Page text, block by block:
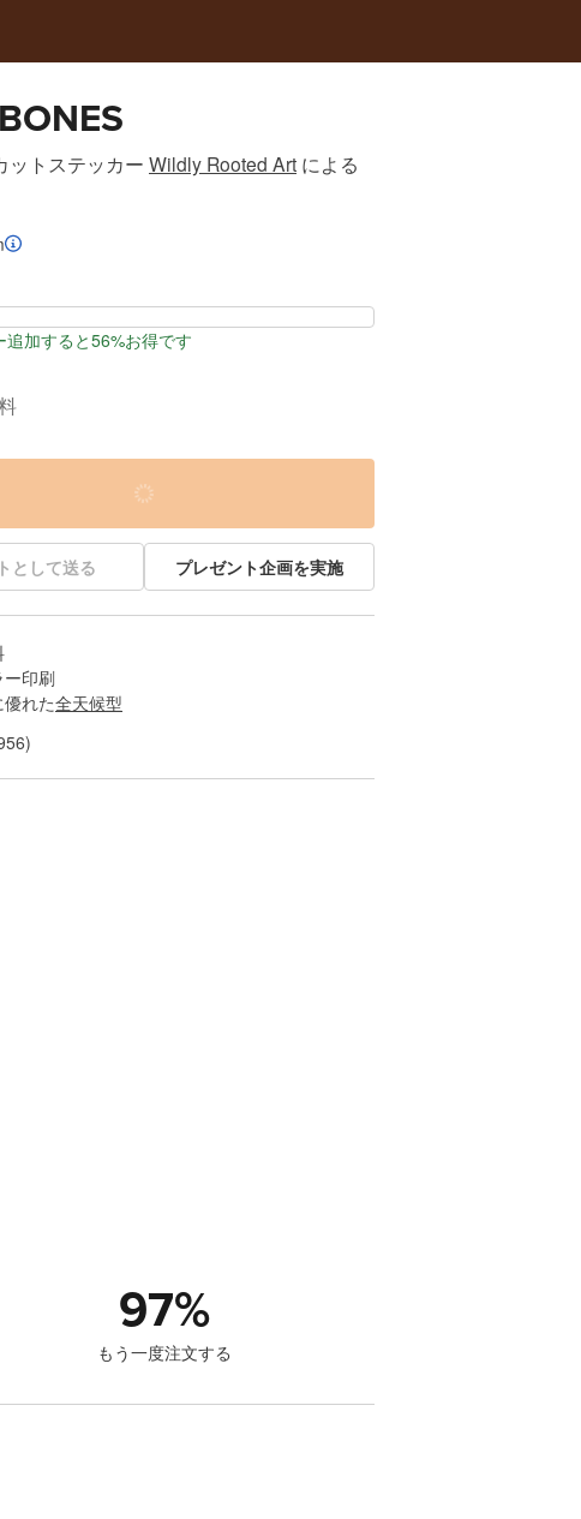
ットステッカー Wildly Rooted Art による
追加すると56%お得です
として送る プレゼント企画を実施
ー印刷
れた全天候型
97%
もう一度注文する